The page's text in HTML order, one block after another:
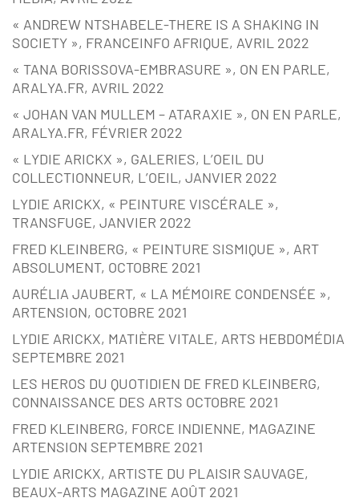
« ANDREW NTSHABELE-THERE IS A SHAKING IN
SOCIETY », FRANCEINFO AFRIQUE, AVRIL 2022
« TANA BORISSOVA-EMBRASURE », ON EN PARLE,
ARALYA.FR, AVRIL 2022
« JOHAN VAN MULLEM – ATARAXIE », ON EN PARLE,
ARALYA.FR, FÉVRIER 2022
« LYDIE ARICKX », GALERIES, L’OEIL DU
COLLECTIONNEUR, L’OEIL, JANVIER 2022
LYDIE ARICKX, « PEINTURE VISCÉRALE »,
TRANSFUGE, JANVIER 2022
FRED KLEINBERG, « PEINTURE SISMIQUE », ART
ABSOLUMENT, OCTOBRE 2021
AURÉLIA JAUBERT, « LA MÉMOIRE CONDENSÉE »,
ARTENSION, OCTOBRE 2021
LYDIE ARICKX, MATIÈRE VITALE, ARTS HEBDOMÉDIA
SEPTEMBRE 2021
LES HEROS DU QUOTIDIEN DE FRED KLEINBERG,
CONNAISSANCE DES ARTS OCTOBRE 2021
FRED KLEINBERG, FORCE INDIENNE, MAGAZINE
ARTENSION SEPTEMBRE 2021
LYDIE ARICKX, ARTISTE DU PLAISIR SAUVAGE,
BEAUX-ARTS MAGAZINE AOÛT 2021